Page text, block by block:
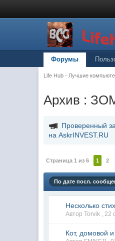
Форумы
Life Hub - Лучшие
Архив :
Проверенный
на AskrINVEST.RU
Страница 1 из 6 1 2
По дате посл.
Несколько
Автор Torvik ,22
Кот, домовой